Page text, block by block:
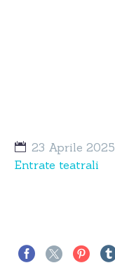
23 Aprile 2025
Entrate teatrali